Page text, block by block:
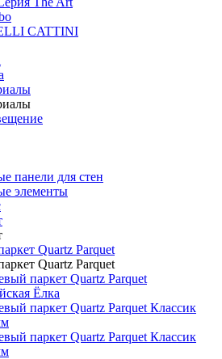
CATTINI
панели для стен
элементы
Quartz Parquet
Quartz Parquet
паркет Quartz Parquet
Ёлка
паркет Quartz Parquet Классик
паркет Quartz Parquet Классик